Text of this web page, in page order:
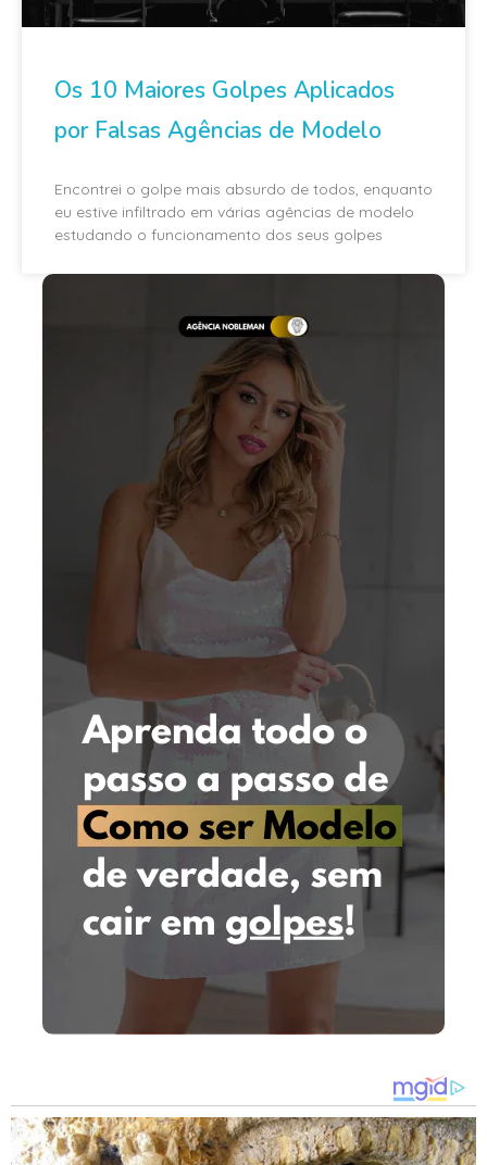
Os 10 Maiores Golpes Aplicados
por Falsas Agências de Modelo
Encontrei o golpe mais absurdo de todos, enquanto
eu estive infiltrado em várias agências de modelo
estudando o funcionamento dos seus golpes